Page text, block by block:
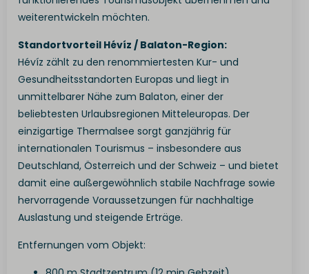
weiterentwickeln möchten.
Standortvorteil Hévíz / Balaton-Region:
Hévíz zählt zu den renommiertesten Kur- und
Gesundheitsstandorten Europas und liegt in
unmittelbarer Nähe zum Balaton, einer der
beliebtesten Urlaubsregionen Mitteleuropas. Der
einzigartige Thermalsee sorgt ganzjährig für
internationalen Tourismus – insbesondere aus
Deutschland, Österreich und der Schweiz – und bietet
damit eine außergewöhnlich stabile Nachfrage sowie
hervorragende Voraussetzungen für nachhaltige
Auslastung und steigende Erträge.
Entfernungen vom Objekt: